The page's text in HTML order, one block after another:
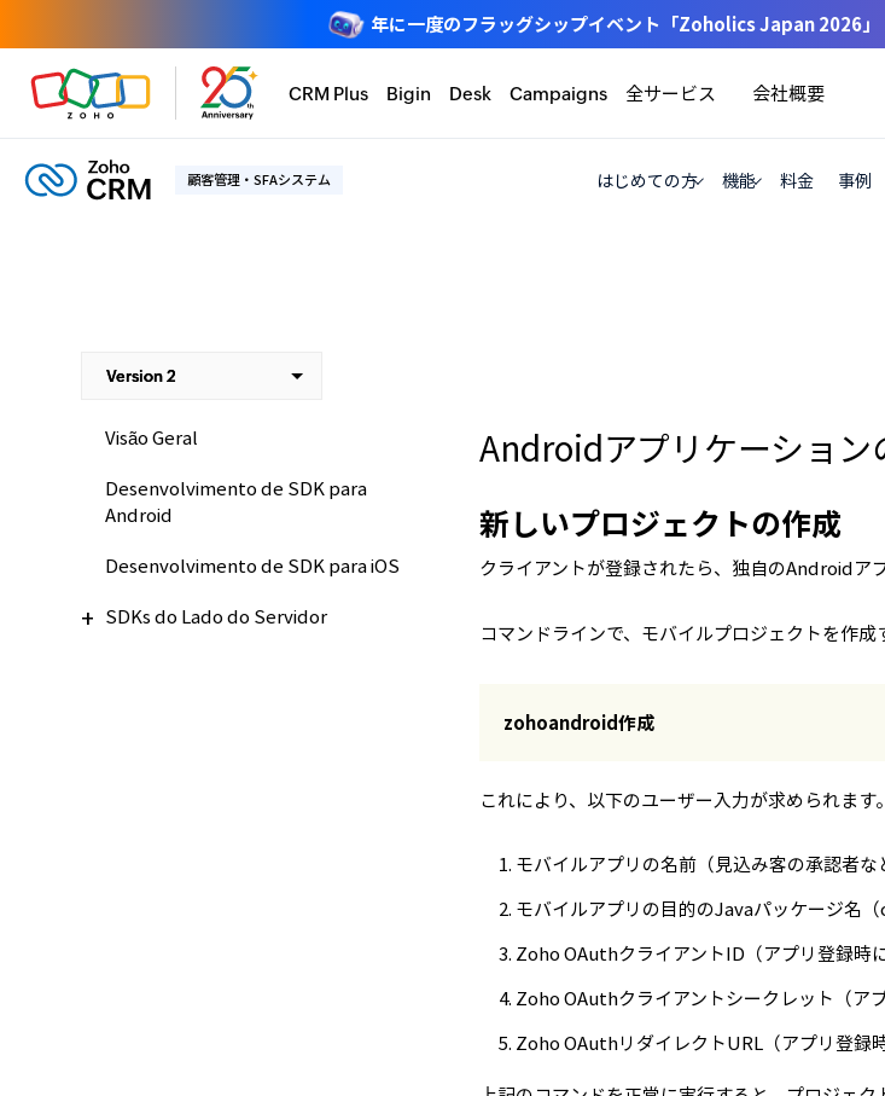
年に一度のフラッグシップイベント「Zoholics Japan 2026
CRM Plus Bigin Desk Campaigns 全サービス 会社概要
顧客管理・SFAシステム はじめての方 機能 料金 事例
Visão Geral
Desenvolvimento de SDK para
Android
Desenvolvimento de SDK para iOS
SDKs do Lado do Servidor
Androidアプリケーション
新しいプロジェクトの作成
クライアントが登録されたら、独自のAndroidア
コマンドラインで、モバイルプロジェクトを作
zohoandroid作成
これにより、以下のユーザー入力が求められます。
モバイルアプリの名前（見込み客の承認者な
モバイルアプリの目的のJavaパッケージ名
Zoho OAuthクライアントID（アプリ登録時
Zoho OAuthクライアントシークレット（ア
Zoho OAuthリダイレクトURL（アプリ登録